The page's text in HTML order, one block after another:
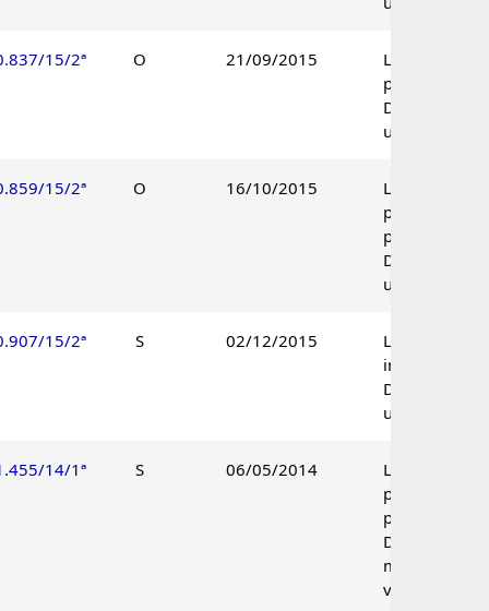
15/2ª O 21/09/2015
Lançamento
procedente.
Decisão
unânime.
15/2ª O 16/10/2015
Lançamento
parcialmente
procedente.
Decisão
unânime.
15/2ª S 02/12/2015
Lançamento
Decisão
unânime.
14/1ª S 06/05/2014
Lançamento
parcialmente
procedente.
Decisão por
maioria de
votos.